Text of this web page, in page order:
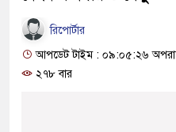
রিপোর্টার
আপডেট টাইম : ০৯:০৫:২৬
২৭৮ বার